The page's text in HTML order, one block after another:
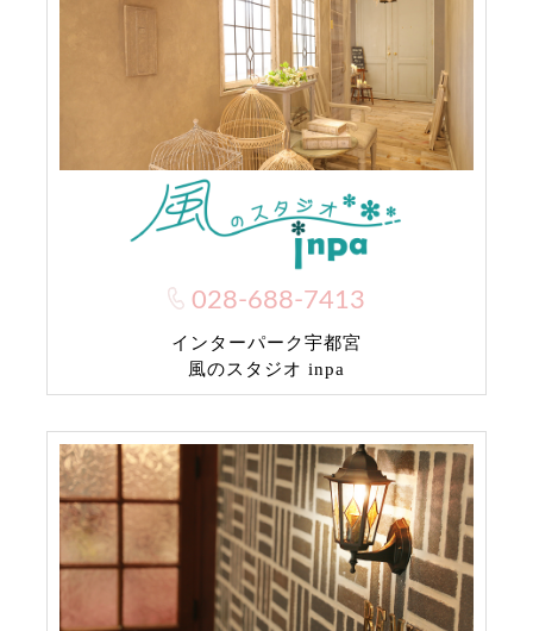
028-688-7413
インターパーク宇都宮
風のスタジオ inpa